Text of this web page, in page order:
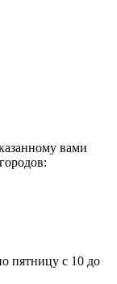
вами
пятницу с 10 до